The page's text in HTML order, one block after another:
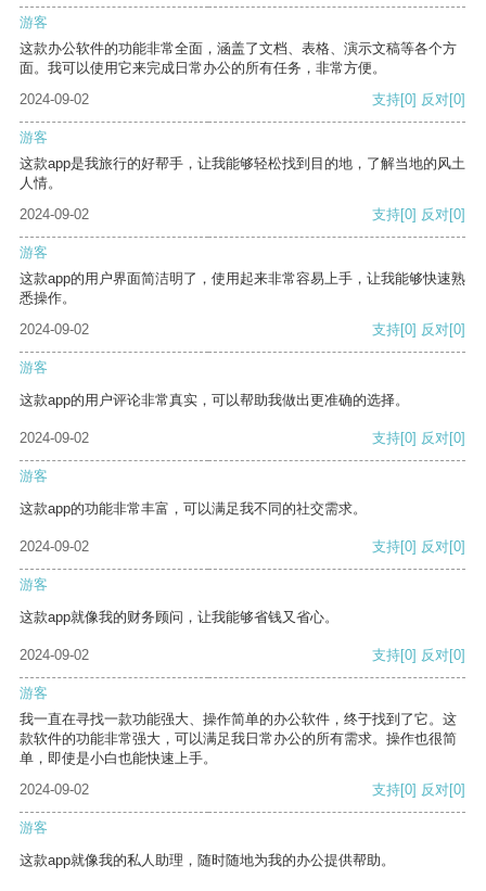
游客
这款办公软件的功能非常全面，涵盖了文档、表格、演示文稿等各个方
面。我可以使用它来完成日常办公的所有任务，非常方便。
2024-09-02
支持[0] 反对[0]
游客
这款app是我旅行的好帮手，让我能够轻松找到目的地，了解当地的风土
人情。
2024-09-02
支持[0] 反对[0]
游客
这款app的用户界面简洁明了，使用起来非常容易上手，让我能够快速熟
悉操作。
2024-09-02
支持[0] 反对[0]
游客
这款app的用户评论非常真实，可以帮助我做出更准确的选择。
2024-09-02 支持[0] 反对[0]
游客
这款app的功能非常丰富，可以满足我不同的社交需求。
2024-09-02 支持[0] 反对[0]
游客
这款app就像我的财务顾问，让我能够省钱又省心。
2024-09-02 支持[0] 反对[0]
游客
我一直在寻找一款功能强大、操作简单的办公软件，终于找到了它。这
款软件的功能非常强大，可以满足我日常办公的所有需求。操作也很简
单，即使是小白也能快速上手。
2024-09-02
支持[0] 反对[0]
游客
这款app就像我的私人助理，随时随地为我的办公提供帮助。